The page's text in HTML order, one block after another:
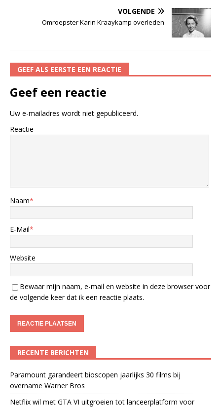
VOLGENDE
Omroepster Karin Kraaykamp overleden
GEEF ALS EERSTE EEN REACTIE
Geef een reactie
Uw e-mailadres wordt niet gepubliceerd.
Reactie
Naam*
E-Mail*
Website
Bewaar mijn naam, e-mail en website in deze browser voor
de volgende keer dat ik een reactie plaats.
RECENTE BERICHTEN
Paramount garandeert bioscopen jaarlijks 30 films bij
overname Warner Bros
Netflix wil met GTA VI uitgroeien tot lanceerplatform voor